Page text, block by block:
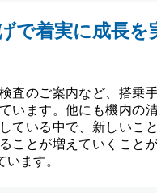
で着実に成長を
査のご案内など、搭乗
います。他にも機内の
ている中で、新しいこ
ことが増えていくこと
ます。